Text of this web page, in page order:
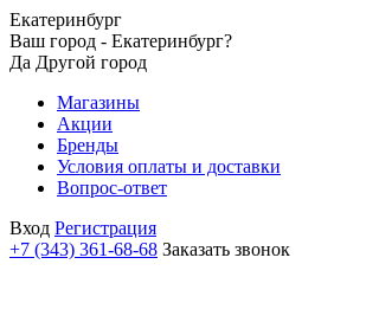
Екатеринбург
Ваш город - Екатеринбург?
Да Другой город
Магазины
Акции
Бренды
Условия оплаты и доставки
Вопрос-ответ
Вход Регистрация
+7 (343) 361-68-68 Заказать звонок